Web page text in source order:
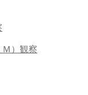
）観察